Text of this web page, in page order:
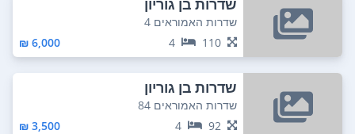
שדרות בן גוריון
שדרות האמוראים 4
110
4
6,000 ₪
שדרות בן גוריון
שדרות האמוראים 84
92
4
3,500 ₪